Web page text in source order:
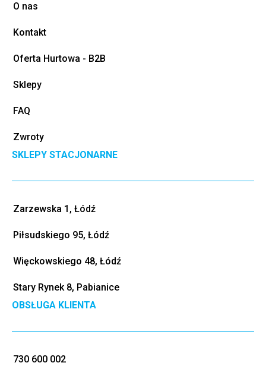
O nas
Kontakt
Oferta Hurtowa - B2B
Sklepy
FAQ
Zwroty
SKLEPY STACJONARNE
Zarzewska 1, Łódź
Piłsudskiego 95, Łódź
Więckowskiego 48, Łódź
Stary Rynek 8, Pabianice
OBSŁUGA KLIENTA
730 600 002